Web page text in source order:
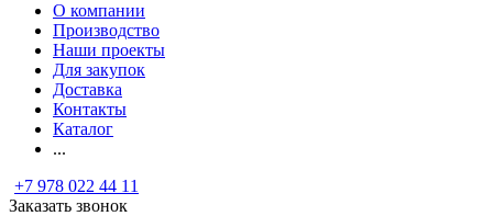
О компании
Производство
Наши проекты
Для закупок
Доставка
Контакты
Каталог
...
+7 978 022 44 11
Заказать звонок